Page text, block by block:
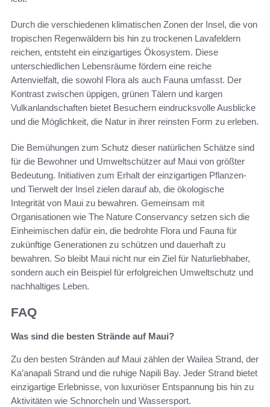
Durch die verschiedenen klimatischen Zonen der Insel, die von
tropischen Regenwäldern bis hin zu trockenen Lavafeldern
reichen, entsteht ein einzigartiges Ökosystem. Diese
unterschiedlichen Lebensräume fördern eine reiche
Artenvielfalt, die sowohl Flora als auch Fauna umfasst. Der
Kontrast zwischen üppigen, grünen Tälern und kargen
Vulkanlandschaften bietet Besuchern eindrucksvolle Ausblicke
und die Möglichkeit, die Natur in ihrer reinsten Form zu erleben.
Die Bemühungen zum Schutz dieser natürlichen Schätze sind
für die Bewohner und Umweltschützer auf Maui von größter
Bedeutung. Initiativen zum Erhalt der einzigartigen Pflanzen-
und Tierwelt der Insel zielen darauf ab, die ökologische
Integrität von Maui zu bewahren. Gemeinsam mit
Organisationen wie The Nature Conservancy setzen sich die
Einheimischen dafür ein, die bedrohte Flora und Fauna für
zukünftige Generationen zu schützen und dauerhaft zu
bewahren. So bleibt Maui nicht nur ein Ziel für Naturliebhaber,
sondern auch ein Beispiel für erfolgreichen Umweltschutz und
nachhaltiges Leben.
FAQ
Was sind die besten Strände auf Maui?
Zu den besten Stränden auf Maui zählen der Wailea Strand, der
Ka’anapali Strand und die ruhige Napili Bay. Jeder Strand bietet
einzigartige Erlebnisse, von luxuriöser Entspannung bis hin zu
Aktivitäten wie Schnorcheln und Wassersport.